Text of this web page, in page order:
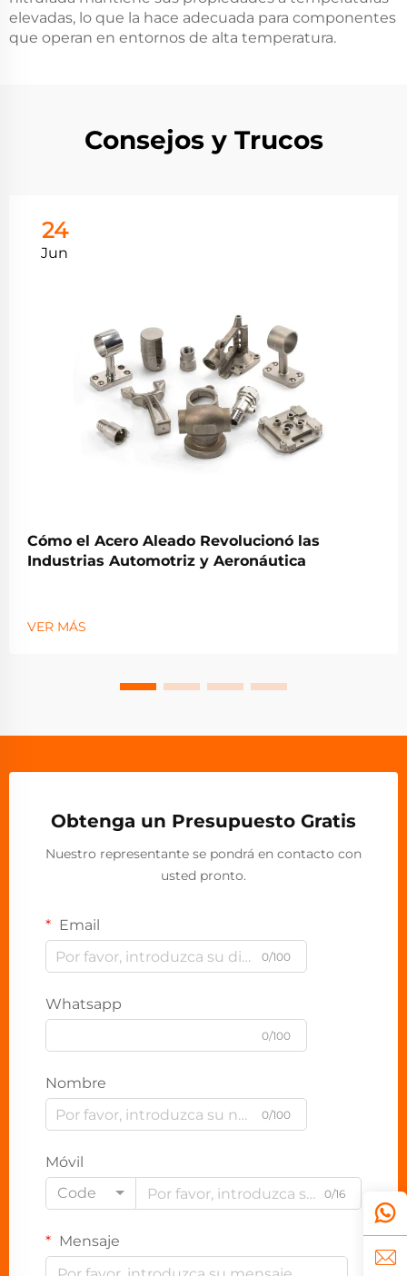
elevadas, lo que la hace adecuada para componentes
que operan en entornos de alta temperatura.
Consejos y Trucos
24
Jun
Cómo el Acero Aleado Revolucionó las
Industrias Automotriz y Aeronáutica
VER MÁS
Obtenga un Presupuesto Gratis
Nuestro representante se pondrá en contacto con
usted pronto.
Email
0/100
Whatsapp
0/100
Nombre
0/100
Móvil
Code
0/16
Mensaje